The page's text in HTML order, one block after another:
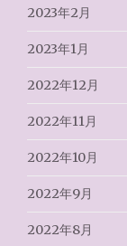
2023年2月
2023年1月
2022年12月
2022年11月
2022年10月
2022年9月
2022年8月